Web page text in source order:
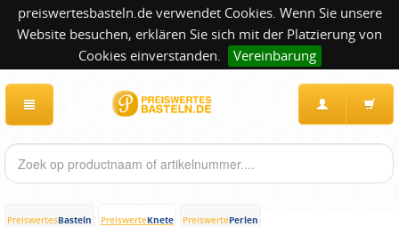
preiswertesbasteln.de verwendet Cookies. Wenn Sie unsere
Website besuchen, erklären Sie sich mit der Platzierung von
Cookies einverstanden.
Vereinbarung
PreiswertesBasteln PreiswerteKnete PreiswertePerlen